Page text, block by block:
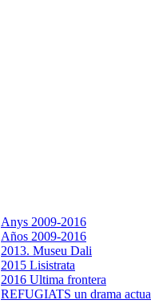
Anys 2009-2016
Años 2009-2016
2013. Museu Dali
2015 Lisistrata
2016 Ultima frontera
REFUGIATS un drama